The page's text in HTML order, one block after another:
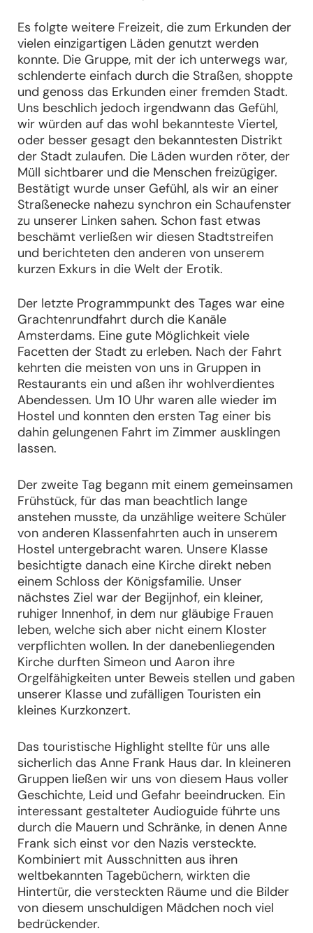
Es folgte weitere Freizeit, die zum Erkunden der
vielen einzigartigen Läden genutzt werden
konnte. Die Gruppe, mit der ich unterwegs war,
schlenderte einfach durch die Straßen, shoppte
und genoss das Erkunden einer fremden Stadt.
Uns beschlich jedoch irgendwann das Gefühl,
wir würden auf das wohl bekannteste Viertel,
oder besser gesagt den bekanntesten Distrikt
der Stadt zulaufen. Die Läden wurden röter, der
Müll sichtbarer und die Menschen freizügiger.
Bestätigt wurde unser Gefühl, als wir an einer
Straßenecke nahezu synchron ein Schaufenster
zu unserer Linken sahen. Schon fast etwas
beschämt verließen wir diesen Stadtstreifen
und berichteten den anderen von unserem
kurzen Exkurs in die Welt der Erotik.
Der letzte Programmpunkt des Tages war eine
Grachtenrundfahrt durch die Kanäle
Amsterdams. Eine gute Möglichkeit viele
Facetten der Stadt zu erleben. Nach der Fahrt
kehrten die meisten von uns in Gruppen in
Restaurants ein und aßen ihr wohlverdientes
Abendessen. Um 10 Uhr waren alle wieder im
Hostel und konnten den ersten Tag einer bis
dahin gelungenen Fahrt im Zimmer ausklingen
lassen.
Der zweite Tag begann mit einem gemeinsamen
Frühstück, für das man beachtlich lange
anstehen musste, da unzählige weitere Schüler
von anderen Klassenfahrten auch in unserem
Hostel untergebracht waren. Unsere Klasse
besichtigte danach eine Kirche direkt neben
einem Schloss der Königsfamilie. Unser
nächstes Ziel war der Begijnhof, ein kleiner,
ruhiger Innenhof, in dem nur gläubige Frauen
leben, welche sich aber nicht einem Kloster
verpflichten wollen. In der danebenliegenden
Kirche durften Simeon und Aaron ihre
Orgelfähigkeiten unter Beweis stellen und gaben
unserer Klasse und zufälligen Touristen ein
kleines Kurzkonzert.
Das touristische Highlight stellte für uns alle
sicherlich das Anne Frank Haus dar. In kleineren
Gruppen ließen wir uns von diesem Haus voller
Geschichte, Leid und Gefahr beeindrucken. Ein
interessant gestalteter Audioguide führte uns
durch die Mauern und Schränke, in denen Anne
Frank sich einst vor den Nazis versteckte.
Kombiniert mit Ausschnitten aus ihren
weltbekannten Tagebüchern, wirkten die
Hintertür, die versteckten Räume und die Bilder
von diesem unschuldigen Mädchen noch viel
bedrückender.